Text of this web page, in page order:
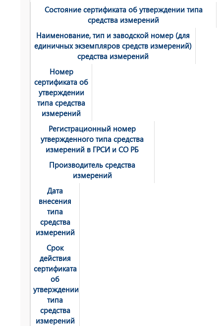
Состояние сертификата об утверждении типа
средства измерений
Наименование, тип и заводской номер (для
единичных экземпляров средств измерений)
средства измерений
Номер
сертификата об
утверждении
типа средства
измерений
Регистрационный номер
утвержденного типа средства
измерений в ГРСИ и СО РБ
Производитель средства
измерений
Дата
внесения
типа
средства
измерений
Срок
действия
сертификата
об
утверждении
типа
средства
измерений